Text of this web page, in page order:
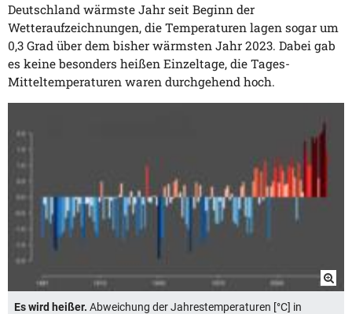
Deutschland wärmste Jahr seit Beginn der
Wetteraufzeichnungen, die Temperaturen lagen sogar um
0,3 Grad über dem bisher wärmsten Jahr 2023. Dabei gab
es keine besonders heißen Einzeltage, die Tages-
Mitteltemperaturen waren durchgehend hoch.
Es wird heißer. Abweichung der Jahrestemperaturen [°C] in